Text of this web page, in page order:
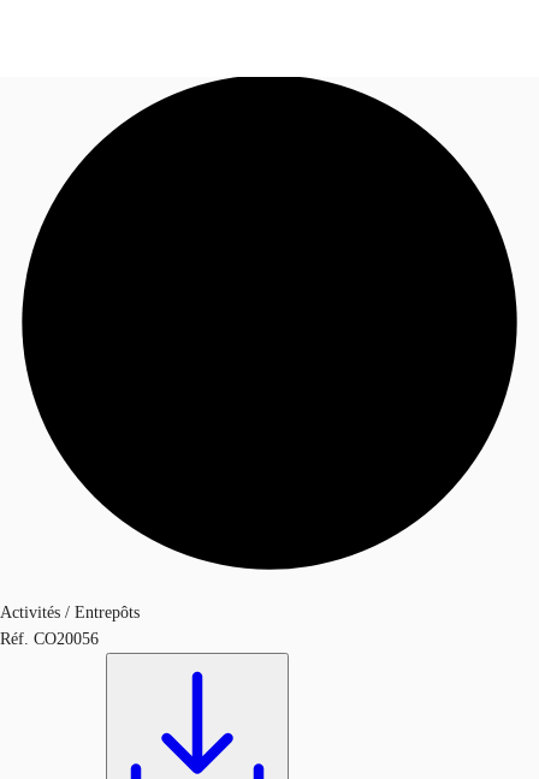
Blog
Données marchés
Appelez maintenant
Activités / Entrepôts
Réf. CO20056